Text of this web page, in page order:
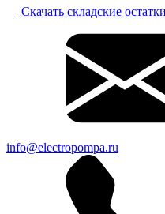
Скачать складские остатки
info@electropompa.ru